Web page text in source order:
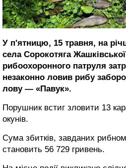
У п'ятницю, 15 травня, на
села Сорокотяга
рибоохоронного патруля
незаконно ловив рибу
лову — «Павук».
Порушник встиг зловити 13
окунів.
Сума збитків, завданих
становить 56 729 гривень.